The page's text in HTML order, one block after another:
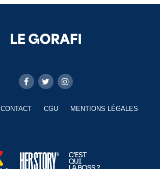
CONTACT CGU MENTIONS LÉGALES